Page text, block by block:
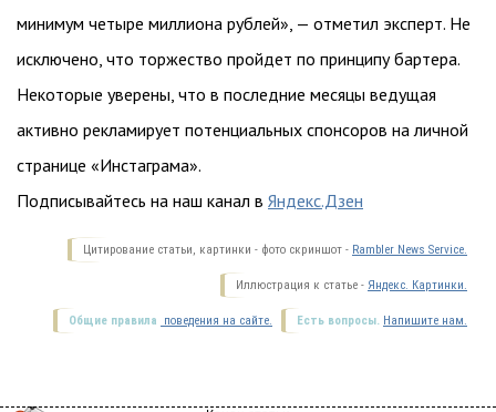
минимум четыре миллиона рублей», — отметил эксперт. Не
исключено, что торжество пройдет по принципу бартера.
Некоторые уверены, что в последние месяцы ведущая
активно рекламирует потенциальных спонсоров на личной
странице «Инстаграма».
Подписывайтесь на наш канал в Яндекс.Дзен
Цитирование статьи, картинки - фото скриншот - Rambler News Service.
Иллюстрация к статье - Яндекс. Картинки.
Есть вопросы. Напишите нам.
Общие правила поведения на сайте.